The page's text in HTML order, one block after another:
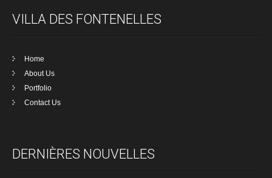
VILLA DES FONTENELLES
Home
About Us
Portfolio
Contact Us
DERNIÈRES NOUVELLES